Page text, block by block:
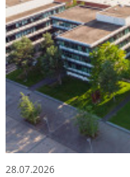
28.07.2026